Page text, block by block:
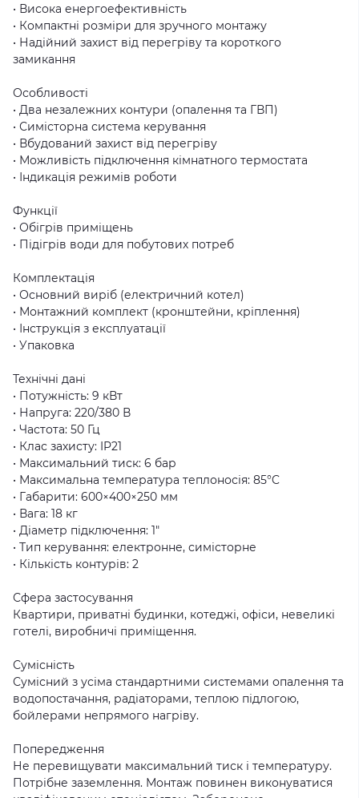
• Висока енергоефективність
• Компактні розміри для зручного монтажу
• Надійний захист від перегріву та короткого
замикання
Особливості
• Два незалежних контури (опалення та ГВП)
• Симісторна система керування
• Вбудований захист від перегріву
• Можливість підключення кімнатного термостата
• Індикація режимів роботи
Функції
• Обігрів приміщень
• Підігрів води для побутових потреб
Комплектація
• Основний виріб (електричний котел)
• Монтажний комплект (кронштейни, кріплення)
• Інструкція з експлуатації
• Упаковка
Технічні дані
• Потужність: 9 кВт
• Напруга: 220/380 В
• Частота: 50 Гц
• Клас захисту: IP21
• Максимальний тиск: 6 бар
• Максимальна температура теплоносія: 85°C
• Габарити: 600×400×250 мм
• Вага: 18 кг
• Діаметр підключення: 1"
• Тип керування: електронне, симісторне
• Кількість контурів: 2
Сфера застосування
Квартири, приватні будинки, котеджі, офіси, невеликі
готелі, виробничі приміщення.
Сумісність
Сумісний з усіма стандартними системами опалення та
водопостачання, радіаторами, теплою підлогою,
бойлерами непрямого нагріву.
Попередження
Не перевищувати максимальний тиск і температуру.
Потрібне заземлення. Монтаж повинен виконуватися